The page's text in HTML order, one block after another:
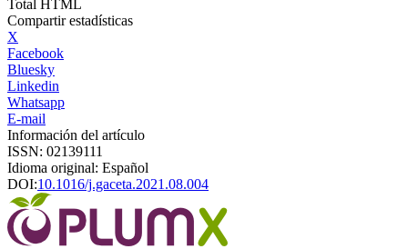
Total HTML
Compartir estadísticas
X
Facebook
Bluesky
Linkedin
Whatsapp
E-mail
Información del artículo
ISSN: 02139111
Idioma original: Español
DOI:10.1016/j.gaceta.2021.08.004